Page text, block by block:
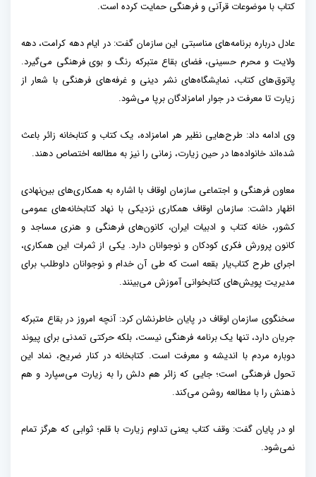
کتاب با موضوعات قرآنی و فرهنگی حمایت کرده است.
عادل درباره برنامه‌های مناسبتی این سازمان گفت: در ایام دهه کرامت، دهه
ولایت و محرم حسینی، فضای بقاع متبرکه رنگ و بوی فرهنگی می‌گیرد.
پاتوق‌های کتاب، نمایشگاه‌های نشر دینی و غرفه‌های فرهنگی با شعار از
زیارت تا معرفت در جوار امامزادگان برپا می‌شود.
وی ادامه داد: طرح‌هایی نظیر هر امامزاده، یک کتاب و کتابخانه زائر باعث
شده‌اند خانواده‌ها در حین زیارت، زمانی را نیز به مطالعه اختصاص دهند.
معاون فرهنگی و اجتماعی سازمان اوقاف با اشاره به همکاری‌های بین‌نهادی
اظهار داشت: سازمان اوقاف همکاری نزدیکی با نهاد کتابخانه‌های عمومی
کشور، خانه کتاب و ادبیات ایران، کانون‌های فرهنگی و هنری مساجد و
کانون پرورش فکری کودکان و نوجوانان دارد. یکی از ثمرات این همکاری،
اجرای طرح کتاب‌یار بقعه است که طی آن خدام و نوجوانان داوطلب برای
مدیریت پویش‌های کتابخوانی آموزش می‌بینند.
سخنگوی سازمان اوقاف در پایان خاطرنشان کرد: آنچه امروز در بقاع متبرکه
جریان دارد، تنها یک برنامه فرهنگی نیست، بلکه حرکتی تمدنی برای پیوند
دوباره مردم با اندیشه و معرفت است. کتابخانه در کنار ضریح، نماد این
تحول فرهنگی است؛ جایی که زائر هم دلش را به زیارت می‌سپارد و هم
ذهنش را با مطالعه روشن می‌کند.
او در پایان گفت: وقف کتاب یعنی تداوم زیارت با قلم؛ ثوابی که هرگز تمام
نمی‌شود.